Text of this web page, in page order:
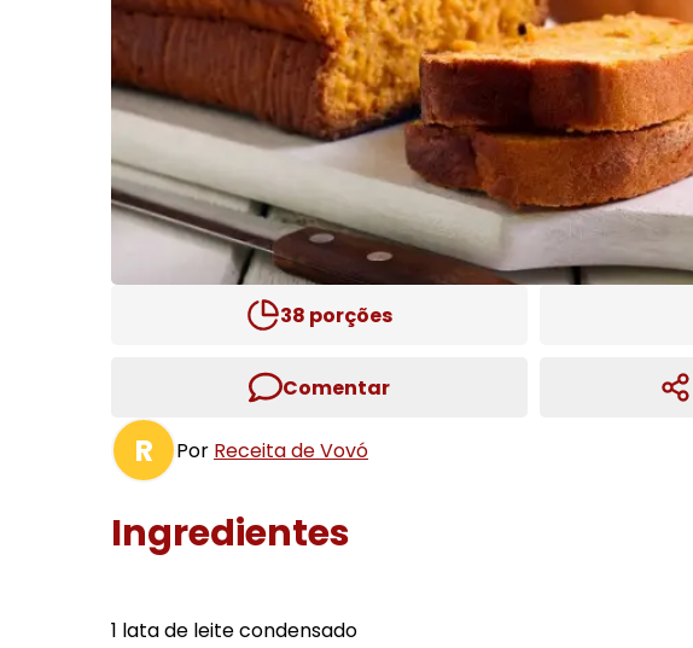
38 porções
Comentar
R Por Receita de Vovó
Ingredientes
1 lata de leite condensado